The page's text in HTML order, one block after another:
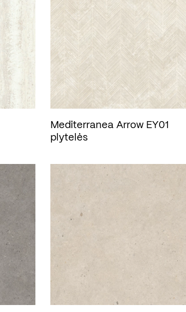
Mediterranea Arrow EY01
plytelės